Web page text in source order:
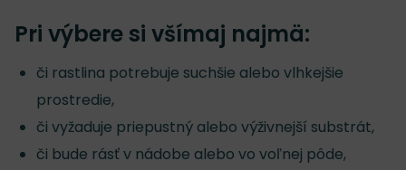
Pri výbere si všímaj najmä:
či rastlina potrebuje suchšie alebo vlhkejšie
prostredie,
či vyžaduje priepustný alebo výživnejší substrát,
či bude rásť v nádobe alebo vo voľnej pôde,